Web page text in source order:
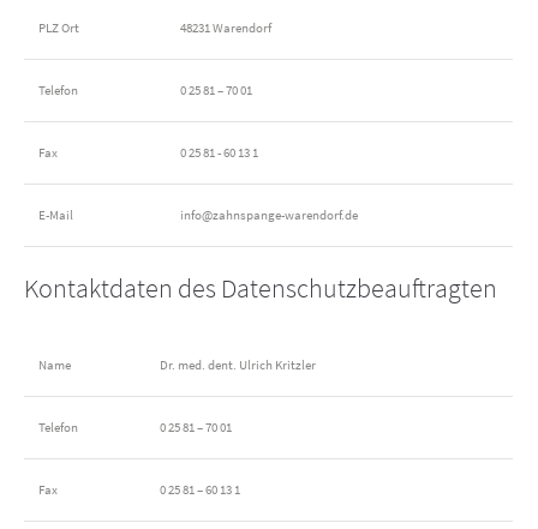
PLZ Ort 48231 Warendorf
Telefon 0 25 81 – 70 01
Fax 0 25 81 - 60 13 1
E-Mail info@zahnspange-warendorf.de
Kontaktdaten des Datenschutzbeauftragten
Name Dr. med. dent. Ulrich Kritzler
Telefon 0 25 81 – 70 01
Fax 0 25 81 – 60 13 1